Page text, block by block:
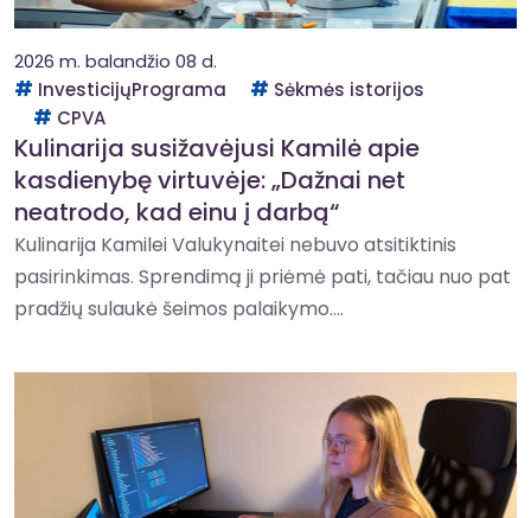
2026 m. balandžio 08 d.
InvesticijųPrograma
Sėkmės istorijos
CPVA
Kulinarija susižavėjusi Kamilė apie
kasdienybę virtuvėje: „Dažnai net
neatrodo, kad einu į darbą“
Kulinarija Kamilei Valukynaitei nebuvo atsitiktinis
pasirinkimas. Sprendimą ji priėmė pati, tačiau nuo pat
pradžių sulaukė šeimos palaikymo....